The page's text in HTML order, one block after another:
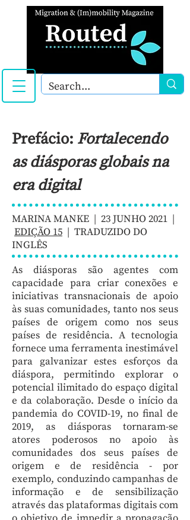
Prefácio: Fortalecendo
as diásporas globais na
era digital
MARINA MANKE | 23 JUNHO 2021 |
EDIÇÃO 15 | TRADUZIDO DO
INGLÊS
As diásporas são agentes com
capacidade para criar conexões e
iniciativas transnacionais de apoio
às suas comunidades, tanto nos seus
países de origem como nos seus
países de residência. A tecnologia
fornece uma ferramenta inestimável
para galvanizar estes esforços da
diáspora, permitindo explorar o
potencial ilimitado do espaço digital
e da colaboração. Desde o início da
pandemia do COVID-19, no final de
2019, as diásporas tornaram-se
atores poderosos no apoio às
comunidades dos seus países de
origem e de residência - por
exemplo, conduzindo campanhas de
informação e de sensibilização
através das plataformas digitais com